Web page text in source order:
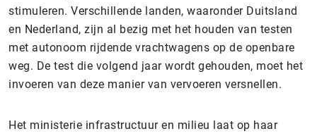
stimuleren. Verschillende landen, waaronder Duitsland
en Nederland, zijn al bezig met het houden van testen
met autonoom rijdende vrachtwagens op de openbare
weg. De test die volgend jaar wordt gehouden, moet het
invoeren van deze manier van vervoeren versnellen.
Het ministerie infrastructuur en milieu laat op haar